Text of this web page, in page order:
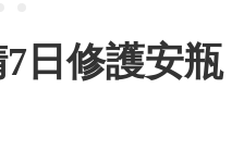
日修護安瓶